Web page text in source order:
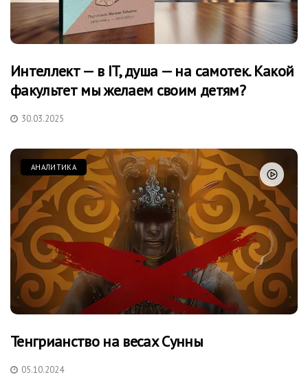
Интеллект — в IT, душа — на самотек. Какой
факультет мы желаем своим детям?
30.03.2025
АНАЛИТИКА
Тенгрианство на весах Сунны
05.10.2024